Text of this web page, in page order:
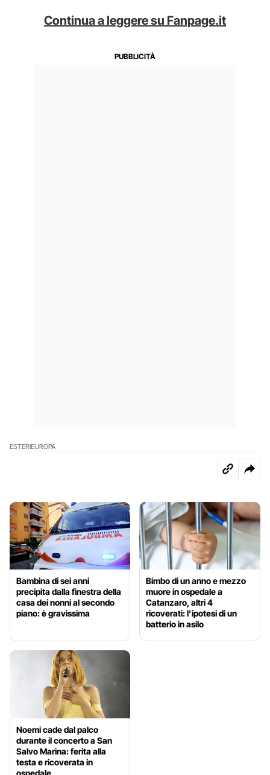
Continua a leggere su Fanpage.it
ESTERIEUROPA
Bambina di sei anni
precipita dalla finestra della
casa dei nonni al secondo
piano: è gravissima
Bimbo di un anno e mezzo
muore in ospedale a
Catanzaro, altri 4
ricoverati: l’ipotesi di un
batterio in asilo
Noemi cade dal palco
durante il concerto a San
Salvo Marina: ferita alla
testa e ricoverata in
ospedale